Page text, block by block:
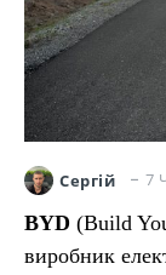
Сергій 7
BYD (Build
виробник